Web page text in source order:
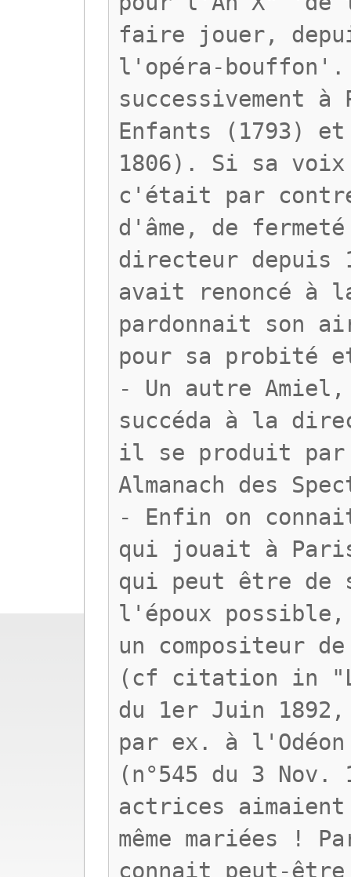
faire jouer,
l'opéra-bouffon'.
successivement
Enfants (1793)
1806). Si sa
c'était par contre
d'âme, de
directeur depuis
avait renoncé à
pardonnait son
pour sa probité
- Un autre
succéda à la
il se produit par
Almanach des
- Enfin on
qui jouait à
qui peut être de
l'époux possible,
un compositeur de
(cf citation in "La
du 1er Juin
par ex. à l'Odéon
(n°545 du 3
actrices
même mariées !
connait peut-être